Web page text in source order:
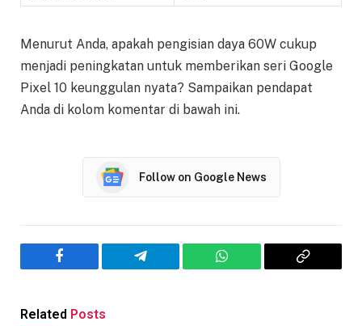
Menurut Anda, apakah pengisian daya 60W cukup
menjadi peningkatan untuk memberikan seri Google
Pixel 10 keunggulan nyata? Sampaikan pendapat
Anda di kolom komentar di bawah ini.
Follow on Google News
Facebook Telegram WhatsApp
Copy
Related Posts